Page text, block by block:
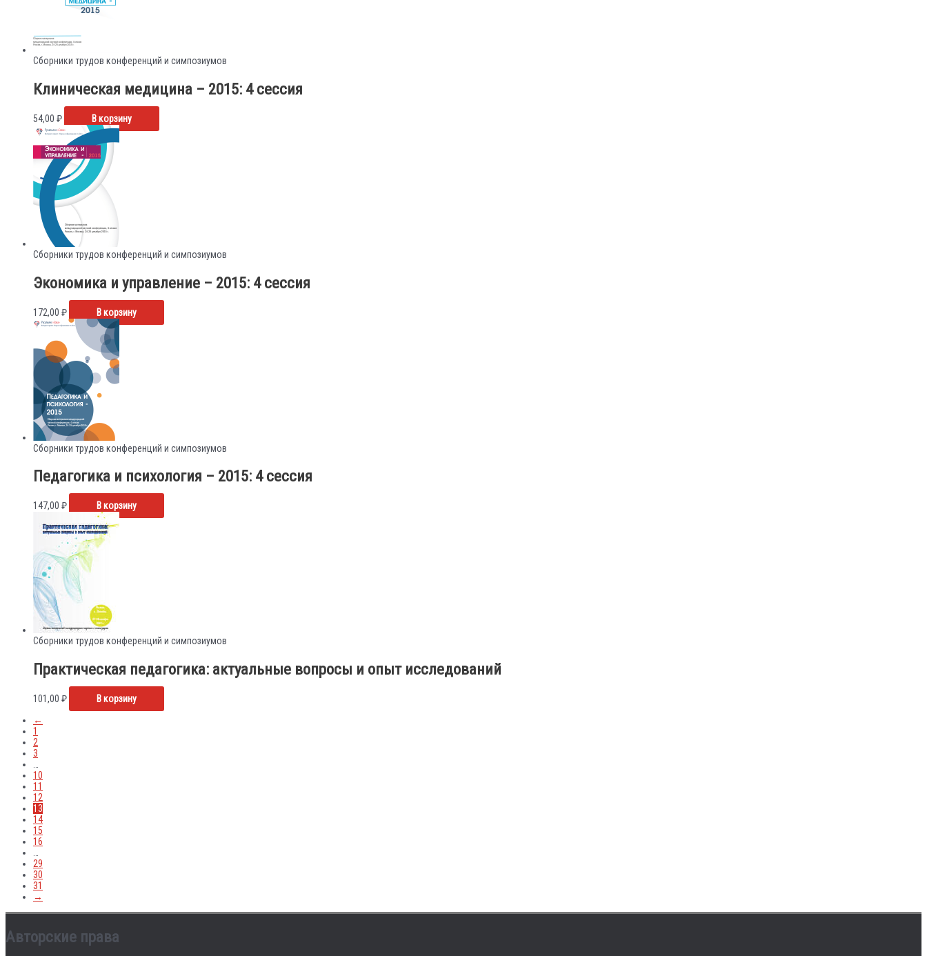
Сборники трудов конференций и симпозиумов
Клиническая медицина – 2015: 4 сессия
54,00 ₽ В корзину
Сборники трудов конференций и симпозиумов
Экономика и управление – 2015: 4 сессия
172,00 ₽ В корзину
Сборники трудов конференций и симпозиумов
Педагогика и психология – 2015: 4 сессия
147,00 ₽ В корзину
Сборники трудов конференций и симпозиумов
Практическая педагогика: актуальные вопросы и опыт исследований
101,00 ₽
В корзину
←
1
2
3
10
11
12
13
14
15
16
29
30
31
→
Авторские права